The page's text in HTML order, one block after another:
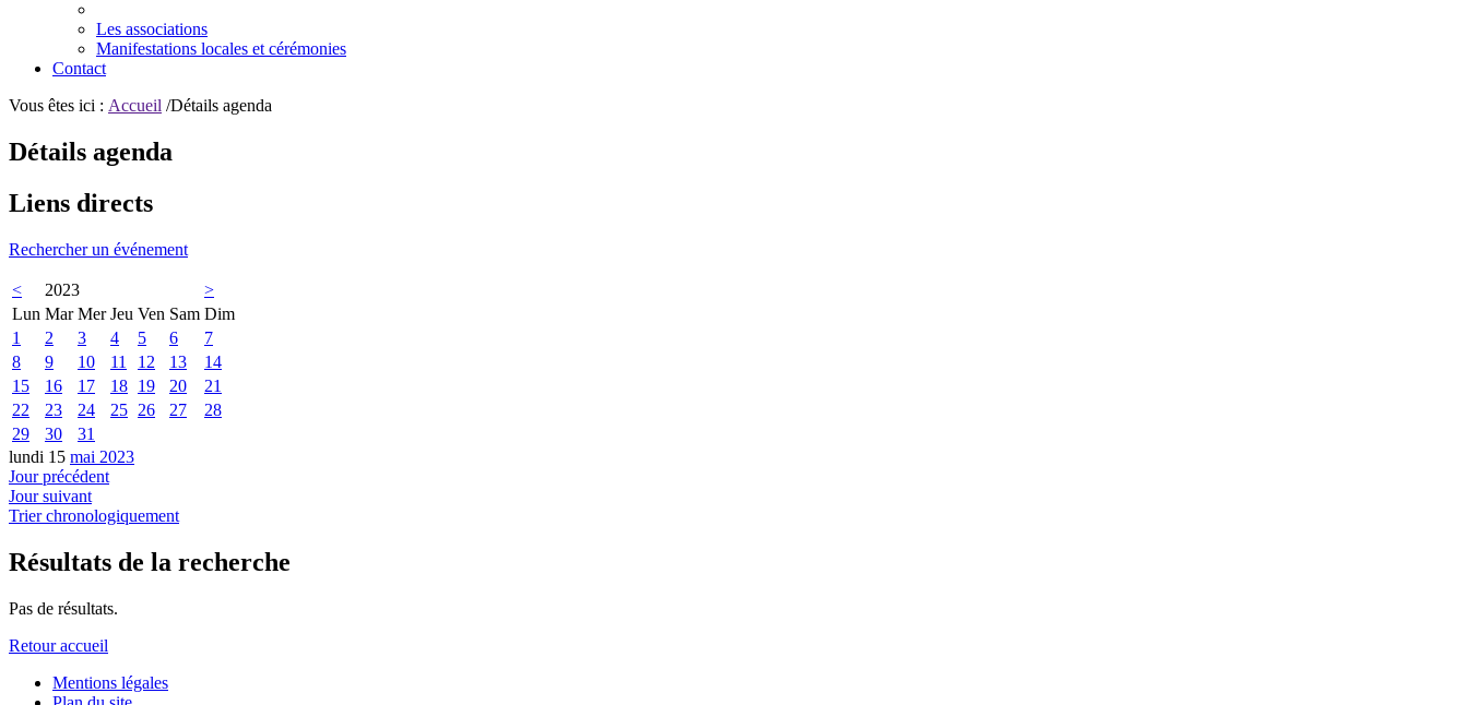
Les associations
Manifestations locales et cérémonies
Contact
Vous êtes ici : Accueil /Détails agenda
Détails agenda
Liens directs
Rechercher un événement
< 2023
>
Lun Mar Mer Jeu Ven Sam Dim
1
2 3 4 5 6
7
8
9 10 11 12 13
14
15
16 17 18 19 20
21
22
23 24 25 26 27
28
29
30
31
lundi 15 mai 2023
Jour précédent
Jour suivant
Trier chronologiquement
Résultats de la recherche
Pas de résultats.
Retour accueil
Mentions légales